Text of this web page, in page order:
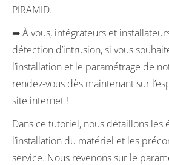
PIRAMID.
➡ À vous, intégrateurs et
détection d’intrusion, si vous
l’installation et le paramétrage de
rendez-vous dès maintenant sur
site internet !
Dans ce tutoriel, nous détaillons les
l’installation du matériel et les
service. Nous revenons sur le